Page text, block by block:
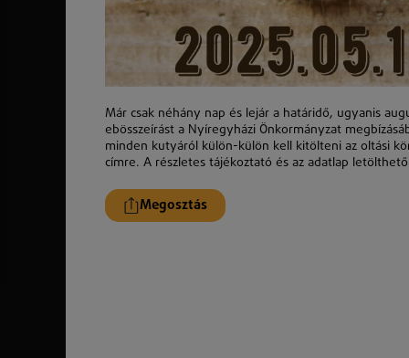
Már csak néhány nap és lejár a határidő, ugyanis
ebösszeírást a Nyíregyházi Önkormányzat
minden kutyáról külön-külön kell kitölteni az oltási
címre. A részletes tájékoztató és az adatlap letölthető
Megosztás